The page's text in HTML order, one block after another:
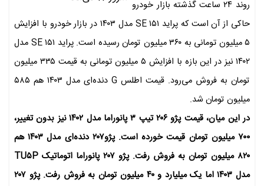
روند ۲۴ ساعت گذشته بازار خودرو
حاکی از آن است که پراید ۱۵۱ SE مدل ۱۴۰۳ در بازار خودرو با افزایش
۵ میلیون تومانی به ۳۶۰ میلیون تومان رسیده است. پراید ۱۵۱ SE مدل
۱۴۰۲ نیز در این بازه با افزایش ۵ میلیون تومانی به قیمت ۳۳۵ میلیون
تومان به فروش می‌رود. قیمت اطلس G دنده‌ای مدل ۱۴۰۳ هم ۵۸۵
میلیون تومان شد.
در این میان، قیمت پژو ۲۰۶ تیپ ۳ پانوراما مدل ۱۴۰۲ نیز بدون تغییر،
۷۰۰ میلیون تومان قیمت خورده است. پژو۲۰۷ دنده‌ای مدل ۱۴۰۳ هم
۸۲۰ میلیون تومان به فروش رفت. پژو ۲۰۷ پانوراما اتوماتیک TU۵P
مدل ۱۴۰۳ اما یک میلیارد و ۴۰ میلیون تومان به فروش رفت. پژو ۲۰۷